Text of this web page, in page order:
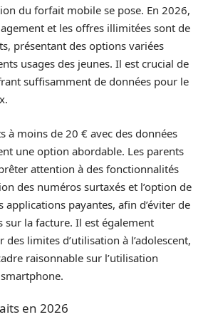
du forfait mobile se pose. En 2026,
et les offres illimitées sont de
présentant des options variées
usages des jeunes. Il est crucial de
suffisamment de données pour le
à moins de 20 € avec des données
une option abordable. Les parents
attention à des fonctionnalités
des numéros surtaxés et l’option de
applications payantes, afin d’éviter de
sur la facture. Il est également
limites d’utilisation à l’adolescent,
raisonnable sur l’utilisation
en 2026